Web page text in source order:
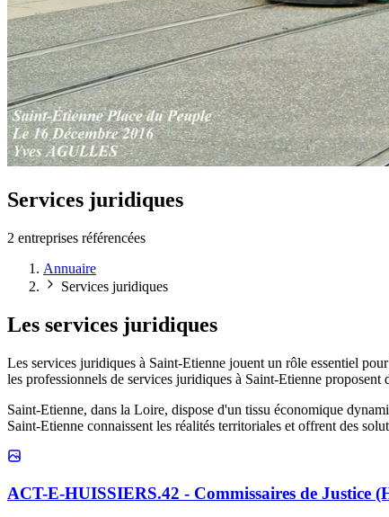
Services juridiques
2 entreprises référencées
Annuaire
Services juridiques
Les services juridiques
Les services juridiques à Saint-Etienne jouent un rôle essentiel
les professionnels de services juridiques à Saint-Etienne proposent
Saint-Etienne, dans la Loire, dispose d'un tissu économique
Saint-Etienne connaissent les réalités territoriales et offrent des
ACT-E-HUISSIERS.42 - Commissaires de